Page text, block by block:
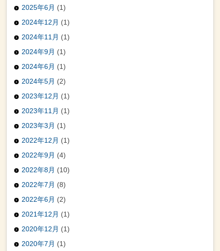
2025年6月 (1)
2024年12月 (1)
2024年11月 (1)
2024年9月 (1)
2024年6月 (1)
2024年5月 (2)
2023年12月 (1)
2023年11月 (1)
2023年3月 (1)
2022年12月 (1)
2022年9月 (4)
2022年8月 (10)
2022年7月 (8)
2022年6月 (2)
2021年12月 (1)
2020年12月 (1)
2020年7月 (1)